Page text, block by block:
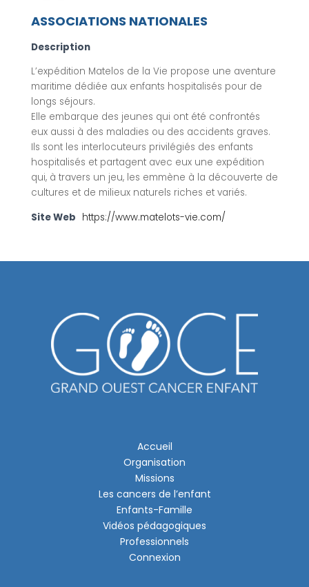
ASSOCIATIONS NATIONALES
Description
L’expédition Matelos de la Vie propose une aventure
maritime dédiée aux enfants hospitalisés pour de
longs séjours.
Elle embarque des jeunes qui ont été confrontés
eux aussi à des maladies ou des accidents graves.
Ils sont les interlocuteurs privilégiés des enfants
hospitalisés et partagent avec eux une expédition
qui, à travers un jeu, les emmène à la découverte de
cultures et de milieux naturels riches et variés.
Site Web https://www.matelots-vie.com/
Accueil
Organisation
Missions
Les cancers de l’enfant
Enfants-Famille
Vidéos pédagogiques
Professionnels
Connexion